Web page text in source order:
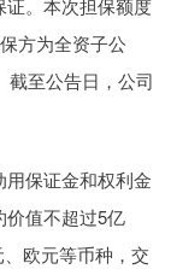
证。本次担保额度
方为全资子公
截至公告日，公司
保证金和权利金
价值不超过5亿
欧元等币种，交